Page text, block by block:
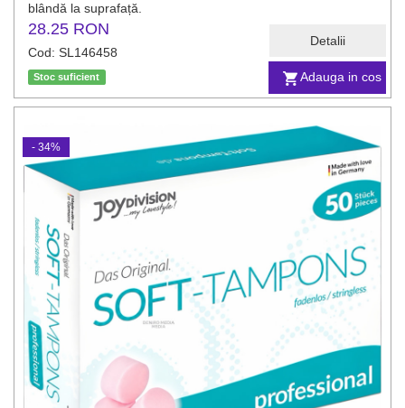
Adauga in cos
Detalii
blândă la suprafață.
28.25 RON
Cod: SL146458
Stoc suficient
- 34%